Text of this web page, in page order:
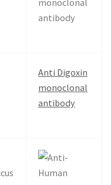
Anti Digoxin
monoclonal
antibody